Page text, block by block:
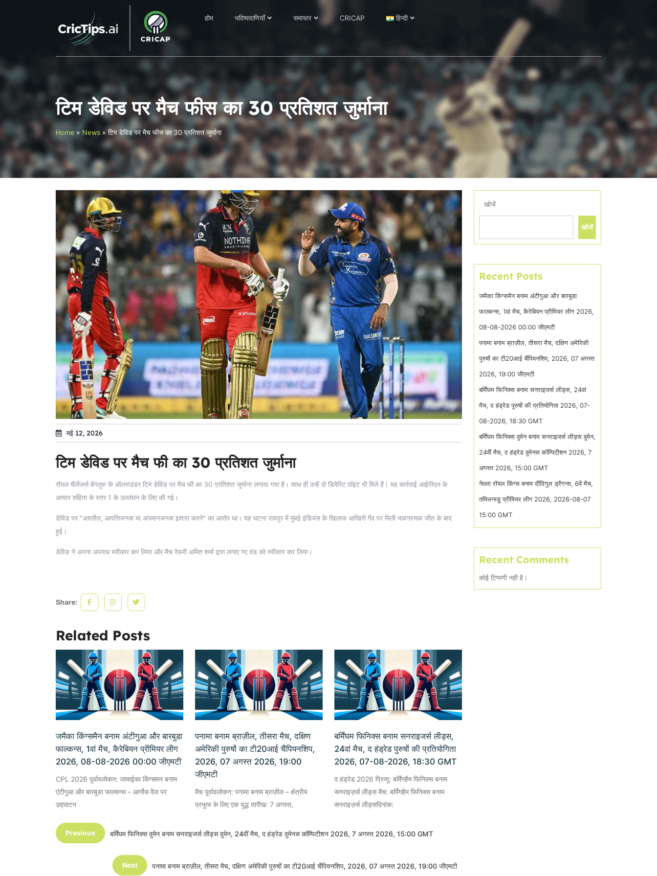
होम भविष्यवाणियाँ समाचार CRICAP हिन्दी
टिम डेविड पर मैच फीस का 30 प्रतिशत जुर्माना
Home » News »टिम डेविड पर मैच फीस का 30 प्रतिशत जुर्माना
मई 12, 2026
टिम डेविड पर मैच फी का 30 प्रतिशत जुर्माना
रॉयल चैलेंजर्स बेंगलुरु के ऑलराउंडर टिम डेविड पर मैच फी का 30 प्रतिशत जुर्माना लगाया गया है। साथ ही उन्हें दो डिमेरिट पॉइंट भी मिले हैं। यह कार्रवाई आईपीएल के
आचार संहिता के स्तर 1 के उल्लंघन के लिए की गई।
डेविड पर "अश्लील, आपत्तिजनक या अपमानजनक इशारा करने" का आरोप था। यह घटना रायपुर में मुंबई इंडियंस के खिलाफ आखिरी गेंद पर मिली भावनात्मक जीत के बाद
हुई।
डेविड ने अपना अपराध स्वीकार कर लिया और मैच रेफरी अमित शर्मा द्वारा लगाए गए दंड को स्वीकार कर लिया।
Share:
Related Posts
जमैका किंग्समैन बनाम अंटीगुआ और बारबुडा
फाल्कन्स, 1वां मैच, कैरेबियन प्रीमियर लीग
2026, 08-08-2026 00:00 जीएमटी
CPL 2026 पूर्वावलोकन: जामाईका किंग्समन बनाम
एंटीगुआ और बारबुडा फाल्कन्स – आर्नोस वैल पर
उद्घाटन
पनामा बनाम ब्राज़ील, तीसरा मैच, दक्षिण
अमेरिकी पुरुषों का टी20आई चैंपियनशिप,
2026, 07 अगस्त 2026, 19:00
जीएमटी
मैच पूर्वावलोकन: पनामा बनाम ब्राज़ील – क्षेत्रीय
प्रभुत्व के लिए एक युद्ध तारीख: 7 अगस्त,
बर्मिंघम फिनिक्स बनाम सनराइजर्स लीड्स,
24वां मैच, द हंड्रेड पुरुषों की प्रतियोगिता
2026, 07-08-2026, 18:30 GMT
द हंड्रेड 2026 प्रिव्यू: बर्मिंगहैम फिनिक्स बनाम
सनराइज़र्स लीड्स मैच: बर्मिंगहैम फिनिक्स बनाम
सनराइज़र्स लीड्सदिनांक:
Previous बर्मिंघम फिनिक्स वुमेन बनाम सनराइजर्स लीड्स वुमेन, 24वीं मैच, द हंड्रेड वुमेनस कॉम्पिटीशन 2026, 7 अगस्त 2026, 15:00 GMT
Next पनामा बनाम ब्राज़ील, तीसरा मैच, दक्षिण अमेरिकी पुरुषों का टी20आई चैंपियनशिप, 2026, 07 अगस्त 2026, 19:00 जीएमटी
खोजें
खोजें
Recent Posts
जमैका किंग्समैन बनाम अंटीगुआ और बारबुडा
फाल्कन्स, 1वां मैच, कैरेबियन प्रीमियर लीग 2026,
08-08-2026 00:00 जीएमटी
पनामा बनाम ब्राज़ील, तीसरा मैच, दक्षिण अमेरिकी
पुरुषों का टी20आई चैंपियनशिप, 2026, 07 अगस्त
2026, 19:00 जीएमटी
बर्मिंघम फिनिक्स बनाम सनराइजर्स लीड्स, 24वां
मैच, द हंड्रेड पुरुषों की प्रतियोगिता 2026, 07-
08-2026, 18:30 GMT
बर्मिंघम फिनिक्स वुमेन बनाम सनराइजर्स लीड्स वुमेन,
24वीं मैच, द हंड्रेड वुमेनस कॉम्पिटीशन 2026, 7
अगस्त 2026, 15:00 GMT
नेल्ला रॉयल किंग्स बनाम दींदिगुल ड्रैगन्स, 6वें मैच,
तमिलनाडू प्रीमियर लीग 2026, 2026-08-07
15:00 GMT
Recent Comments
कोई टिप्पणी नही है।